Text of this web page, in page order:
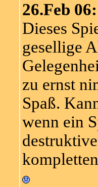
26.Feb 06:
Dieses
gesellige
zu ernst
Spaß.
wenn ein